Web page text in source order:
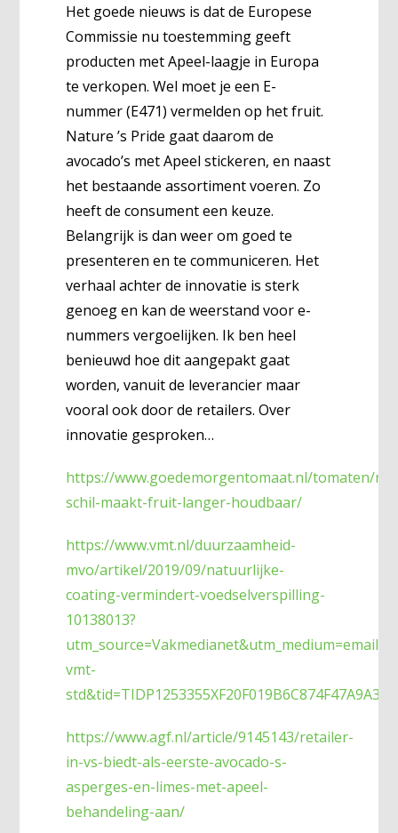
Het goede nieuws is dat de Europese
Commissie nu toestemming geeft
producten met Apeel-laagje in Europa
te verkopen. Wel moet je een E-
nummer (E471) vermelden op het fruit.
Nature ’s Pride gaat daarom de
avocado’s met Apeel stickeren, en naast
het bestaande assortiment voeren. Zo
heeft de consument een keuze.
Belangrijk is dan weer om goed te
presenteren en te communiceren. Het
verhaal achter de innovatie is sterk
genoeg en kan de weerstand voor e-
nummers vergoelijken. Ik ben heel
benieuwd hoe dit aangepakt gaat
worden, vanuit de leverancier maar
vooral ook door de retailers. Over
innovatie gesproken…
https://www.goedemorgentomaat.nl/tomaten/
schil-maakt-fruit-langer-houdbaar/
https://www.vmt.nl/duurzaamheid-
mvo/artikel/2019/09/natuurlijke-
coating-vermindert-voedselverspilling-
10138013?
vmt-
https://www.agf.nl/article/9145143/retailer-
in-vs-biedt-als-eerste-avocado-s-
asperges-en-limes-met-apeel-
behandeling-aan/